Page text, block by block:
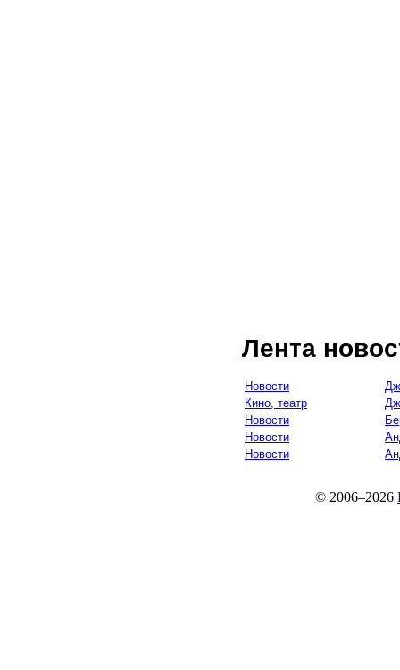
Лента
Новости
Кино, театр
Новости
Новости
Новости
© 2006–2026